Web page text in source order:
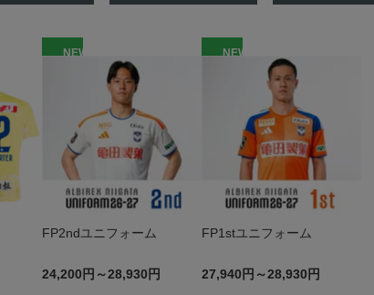
NEW
FP2ndユニフォーム
24,200円～28,930円
NEW
FP1stユニフォーム
27,940円～28,930円